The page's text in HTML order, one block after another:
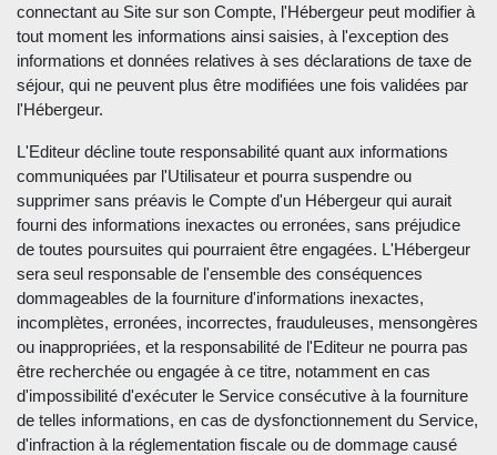
connectant au Site sur son Compte, l'Hébergeur peut modifier à
tout moment les informations ainsi saisies, à l'exception des
informations et données relatives à ses déclarations de taxe de
séjour, qui ne peuvent plus être modifiées une fois validées par
l'Hébergeur.
L'Editeur décline toute responsabilité quant aux informations
communiquées par l'Utilisateur et pourra suspendre ou
supprimer sans préavis le Compte d'un Hébergeur qui aurait
fourni des informations inexactes ou erronées, sans préjudice
de toutes poursuites qui pourraient être engagées. L'Hébergeur
sera seul responsable de l'ensemble des conséquences
dommageables de la fourniture d'informations inexactes,
incomplètes, erronées, incorrectes, frauduleuses, mensongères
ou inappropriées, et la responsabilité de l'Editeur ne pourra pas
être recherchée ou engagée à ce titre, notamment en cas
d'impossibilité d'exécuter le Service consécutive à la fourniture
de telles informations, en cas de dysfonctionnement du Service,
d'infraction à la réglementation fiscale ou de dommage causé